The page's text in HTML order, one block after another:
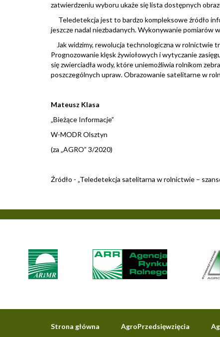
zatwierdzeniu wyboru ukaże się lista dostępnych
Teledetekcja jest to bardzo kompleksowe źródło
jeszcze nadal niezbadanych. Wykonywanie
Jak widzimy, rewolucja technologiczna w rolnictwie
Prognozowanie klęsk żywiołowych i wytyczanie
się zwierciadła wody, które uniemożliwia rolnikom
poszczególnych upraw. Obrazowanie satelitarne w
Mateusz Klasa
„Bieżące Informacje”
W-MODR Olsztyn
(za „AGRO” 3/2020)
Źródło - „Teledetekcja satelitarna w rolnictwie –
Strona główna AgroPrzedsięwzięcia